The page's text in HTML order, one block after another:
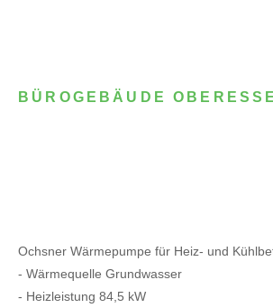
BÜROGEBÄUDE
Ochsner Wärmepumpe für Heiz- und
- Wärmequelle Grundwasser
- Heizleistung 84,5 kW